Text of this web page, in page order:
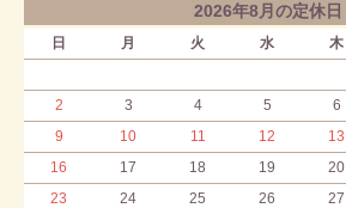
2026年8月の定休日
日 月 火 水 木
2
3 4 5 6
9
10 11 12 13
16
17 18 19 20
23
24 25 26 27